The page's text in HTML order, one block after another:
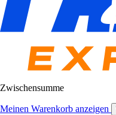
Zwischensumme
Meinen Warenkorb anzeigen